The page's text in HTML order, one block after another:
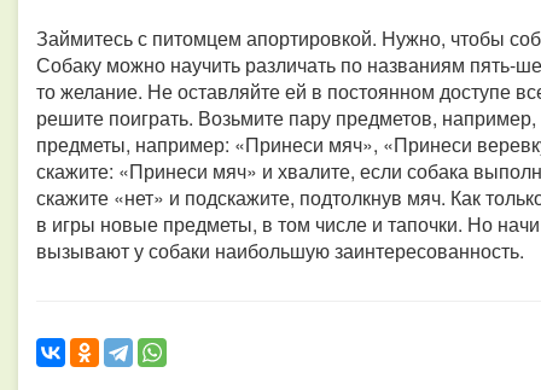
Займитесь с питомцем апортировкой. Нужно, чтобы
Собаку можно научить различать по названиям пять-
то желание. Не оставляйте ей в постоянном доступе
решите поиграть. Возьмите пару предметов,
предметы, например: «Принеси мяч», «Принеси
скажите: «Принеси мяч» и хвалите, если собака
скажите «нет» и подскажите, подтолкнув мяч. Как
в игры новые предметы, в том числе и тапочки. Но
вызывают у собаки наибольшую заинтересованность.